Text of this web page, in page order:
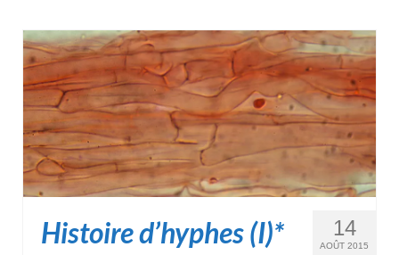
14
AOÛT 2015
Histoire d’hyphes (I)*